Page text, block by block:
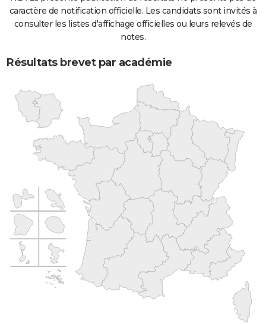
caractère de notification officielle. Les candidats sont invités à
consulter les listes d'affichage officielles ou leurs relevés de
notes.
Résultats brevet par académie